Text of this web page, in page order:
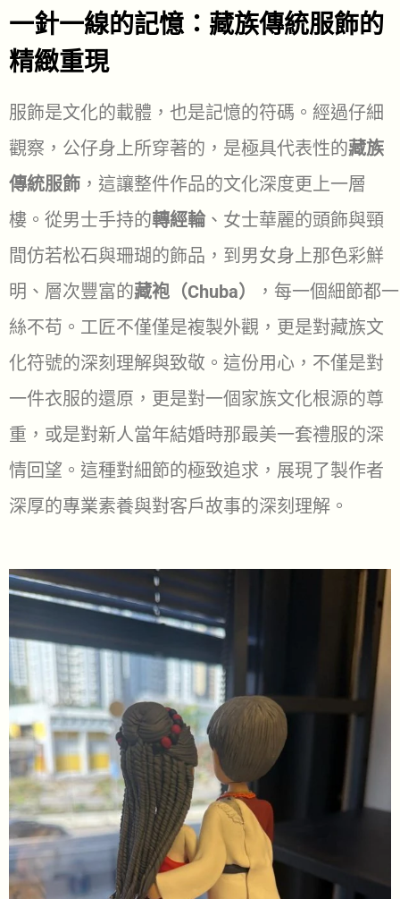
一針一線的記憶：藏族傳統服飾的
精緻重現
服飾是文化的載體，也是記憶的符碼。經過仔細
觀察，公仔身上所穿著的，是極具代表性的藏族
傳統服飾 ，這讓整件作品的文化深度更上一層
樓。從男士手持的轉經輪、女士華麗的頭飾與頸
間仿若松石與珊瑚的飾品，到男女身上那色彩鮮
明、層次豐富的藏袍（Chuba）
，每一個細節都一
絲不苟。工匠不僅僅是複製外觀，更是對藏族文
化符號的深刻理解與致敬。這份用心，不僅是對
一件衣服的還原，更是對一個家族文化根源的尊
重，或是對新人當年結婚時那最美一套禮服的深
情回望。這種對細節的極致追求，展現了製作者
深厚的專業素養與對客戶故事的深刻理解。